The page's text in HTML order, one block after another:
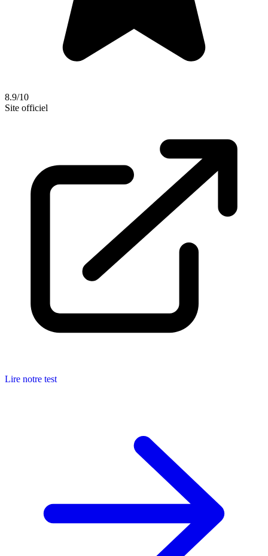
8.9/10
Site officiel
Lire notre test